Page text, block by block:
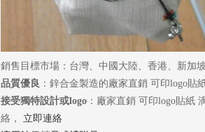
銷售目標市場：台灣、中國大陸、香港、新加
品質優良 ：鋅合金製造的廠家直銷 可印logo
接受獨特設計或logo ：廠家直銷 可印logo貼紙
絡， 立即連絡